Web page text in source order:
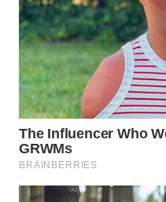
WN
SOLO
WN
BOROBUDUR
WN
MADURA